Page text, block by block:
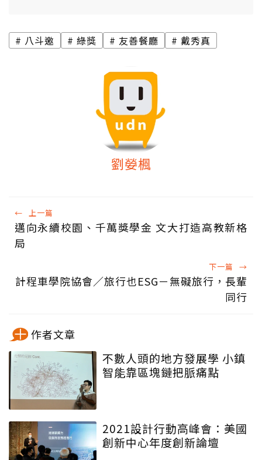
八斗邀 綠獎 友善餐廳 戴秀真
劉嫈楓
← 上一篇
邁向永續校園、千萬獎學金 文大打造高教新格
局
下一篇 →
計程車學院協會／旅行也ESG－無礙旅行，長輩
同行
作者文章
不數人頭的地方發展學 小鎮
智能靠區塊鏈把脈痛點
2021設計行動高峰會：美國
創新中心年度創新論壇